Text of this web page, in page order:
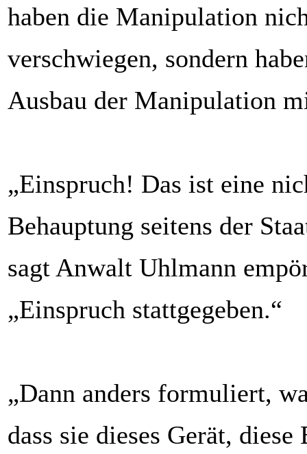
haben die Manipulation
verschwiegen, sondern
Ausbau der Manipulation
„Einspruch! Das ist eine
Behauptung seitens der
sagt Anwalt Uhlmann
„Einspruch stattgegeben.“
„Dann anders formuliert,
dass sie dieses Gerät, diese